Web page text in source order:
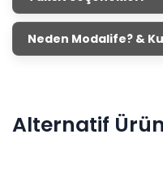
Neden Modalife? &
Alternatif